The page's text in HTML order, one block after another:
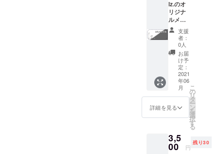
lz.のオ
リジナ
ルメッ
セージ
カード
に手書
きのお
礼メッ
セージ
を書い
てお送
りいた
しま
す。
支援
者：
0人
お届
け予
定：
2021
年06
月
詳細を見る
こ
の
リ
タ
ー
ン
を
選
択
す
る
3,5
00 円
残り30